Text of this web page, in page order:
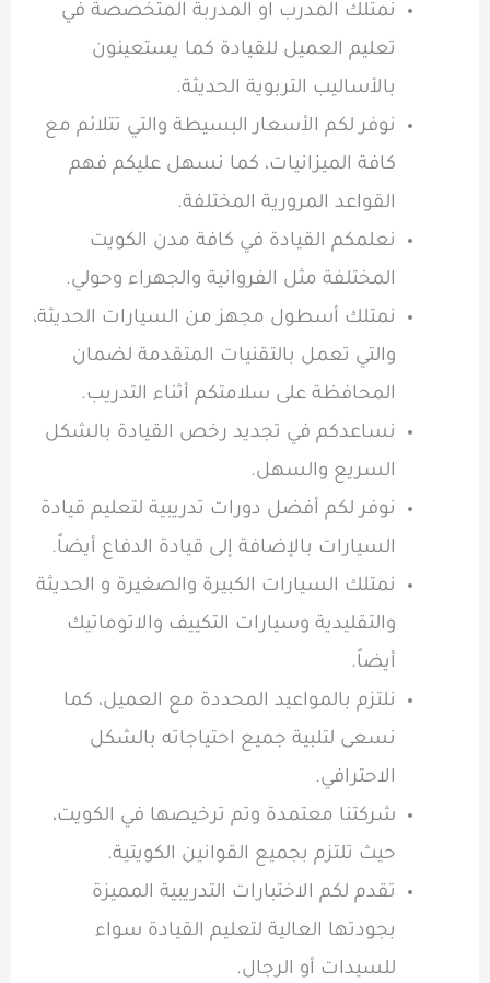
نمتلك المدرب او المدربة المتخصصة في
تعليم العميل للقيادة كما يستعينون
بالأساليب التربوية الحديثة.
نوفر لكم الأسعار البسيطة والتي تتلائم مع
كافة الميزانيات، كما نسهل عليكم فهم
القواعد المرورية المختلفة.
نعلمكم القيادة في كافة مدن الكويت
المختلفة مثل الفروانية والجهراء وحولي.
نمتلك أسطول مجهز من السيارات الحديثة،
والتي تعمل بالتقنيات المتقدمة لضمان
المحافظة على سلامتكم أثناء التدريب.
نساعدكم في تجديد رخص القيادة بالشكل
السريع والسهل.
نوفر لكم أفضل دورات تدريبية لتعليم قيادة
السيارات بالإضافة إلى قيادة الدفاع أيضاً.
نمتلك السيارات الكبيرة والصغيرة و الحديثة
والتقليدية وسيارات التكييف والاتوماتيك
أيضاً.
نلتزم بالمواعيد المحددة مع العميل، كما
نسعى لتلبية جميع احتياجاته بالشكل
الاحترافي.
شركتنا معتمدة وتم ترخيصها في الكويت،
حيث تلتزم بجميع القوانين الكويتية.
تقدم لكم الاختبارات التدريبية المميزة
بجودتها العالية لتعليم القيادة سواء
للسيدات أو الرجال.